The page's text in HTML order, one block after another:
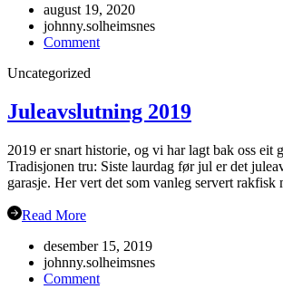
august 19, 2020
johnny.solheimsnes
Commenton
Uncategorized
Juleavslutning 2019
2019 er snart historie, og vi har lagt bak oss eit
Tradisjonen tru: Siste laurdag før jul er det
garasje. Her vert det som vanleg servert
Read More
desember 15, 2019
johnny.solheimsnes
Commenton